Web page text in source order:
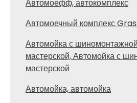
Автомоефф, автокомплекс
Автомоечный комплекс
Автомойка с шиномонтажной
мастерской, Автомойка с
мастерской
Автомойка, автомойка